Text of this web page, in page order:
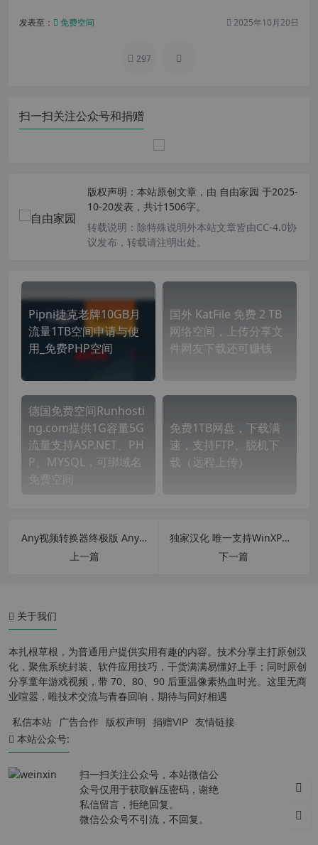
发表至： 免费空间 2025年10月20日
297
扫一扫关注公众号和捐赠
版权声明： 本站原创文章，由 自由家园 于2025-
10-20发表，共计1506字。
转载说明： 除特殊说明外本站文章皆由CC-4.0协
议发布，转载请注明出处。
Pipni捷克老牌10GB月
流量1TB空间申请与使
用_免费PHP空间
国外 KatFile 免费 2 TB
网络空间，上传分享文
件网友下载还可赚钱
德国免费空间Runhosti
ng.com提供1G容量5G
流量支持ASP.NET、PH
P、MYSQL，可绑域名
免费空间
免费1TB网盘，下载满
速，支持FTP、脱机下
载（远程上传）
Any视频转换器终极版 Any Video Converter Ultimate v7.1.7 全能视频剪切编辑转换软件
上一篇
独家汉化 唯一支持WinXP浏览器Chrome内核 Supermium v124.0.6367.245 for winxp 中文版
下一篇
关于我们
本扎根草根，为普通用户提供实用有趣的内容。技术分享主打原创汉
化，聚焦系统封装、软件应用技巧，干货满满易懂好上手；同时原创
分享童年游戏视频，带 70、80、90 后重温像素热血时光。这里无商
业喧嚣，唯技术交流与青春回响，期待与同好相遇
私信本站 广告合作 版权声明 捐赠VIP 友情链接
本站公众号:
扫一扫关注公众号，本站微信公
众号仅用于获取解压密码，谢绝
私信留言，拒绝回复。
微信公众号不引流，不回复。